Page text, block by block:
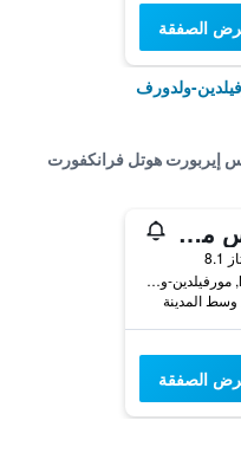
الصفقة
ولدورف
إيربورت هوتل فرانكفورت
جاجدكلوس مونشبروك
Mönchbruch 1, مورفيلدين-ولدورف, هسه, ألمانيا
الصفقة